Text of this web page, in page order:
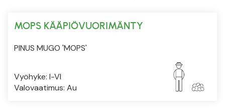
MOPS KÄÄPIÖVUORIMÄNTY
PINUS MUGO 'MOPS'
Vyöhyke: I-VI
Valovaatimus: Au